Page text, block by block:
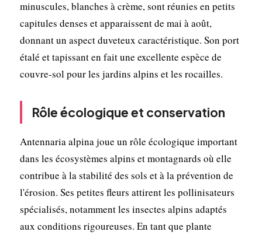
minuscules, blanches à crème, sont réunies en petits
capitules denses et apparaissent de mai à août,
donnant un aspect duveteux caractéristique. Son port
étalé et tapissant en fait une excellente espèce de
couvre-sol pour les jardins alpins et les rocailles.
Rôle écologique et conservation
Antennaria alpina joue un rôle écologique important
dans les écosystèmes alpins et montagnards où elle
contribue à la stabilité des sols et à la prévention de
l'érosion. Ses petites fleurs attirent les pollinisateurs
spécialisés, notamment les insectes alpins adaptés
aux conditions rigoureuses. En tant que plante